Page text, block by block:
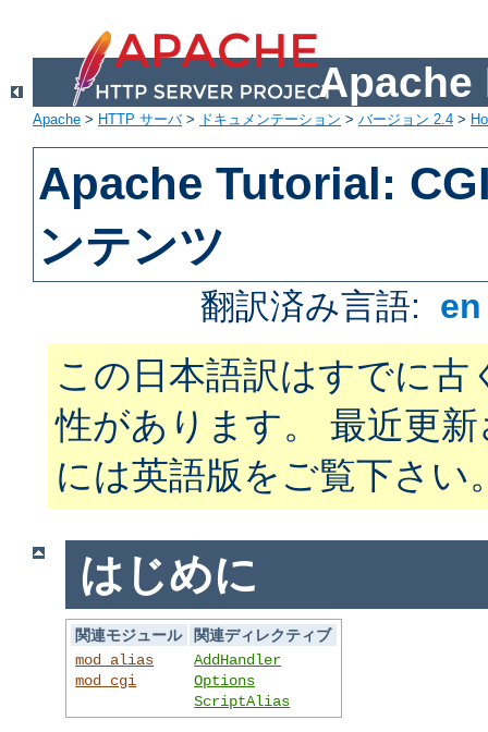
Apache
Apache > HTTP サーバ> ドキュメンテーション > バージョン 2.4 >
Apache Tutorial:
ンテンツ
翻訳済み言語:
この日本語訳はすでに古
性があります。 最近更
には英語版をご覧下さい
はじめに
関連モジュール
関連ディレクティブ
mod_alias
mod_cgi
AddHandler
Options
ScriptAlias